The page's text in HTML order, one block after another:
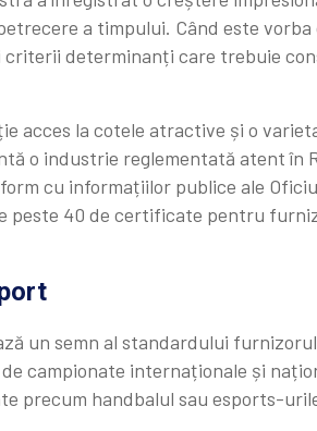
a timpului. Când este
determinanți care trebuie
acces la cotele atractive și o
o industrie reglementată atent în
cu informațiilor publice ale
peste 40 de certificate pentru
un semn al standardului
campionate internaționale și
precum handbalul sau esports-